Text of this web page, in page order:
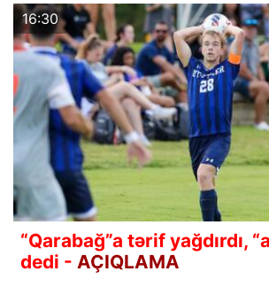
16:30
“Qarabağ”a tərif yağdırdı,
dedi - AÇIQLAMA